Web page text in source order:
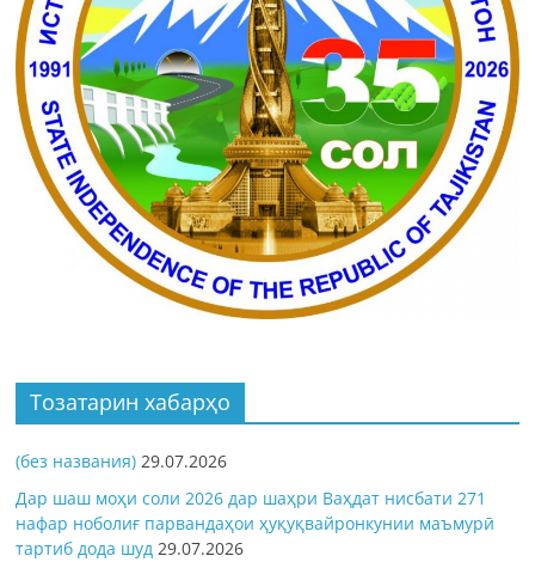
Тозатарин хабарҳо
(без названия) 29.07.2026
Дар шаш моҳи соли 2026 дар шаҳри Ваҳдат нисбати 271
нафар ноболиғ парвандаҳои ҳуқуқвайронкунии маъмурӣ
тартиб дода шуд 29.07.2026